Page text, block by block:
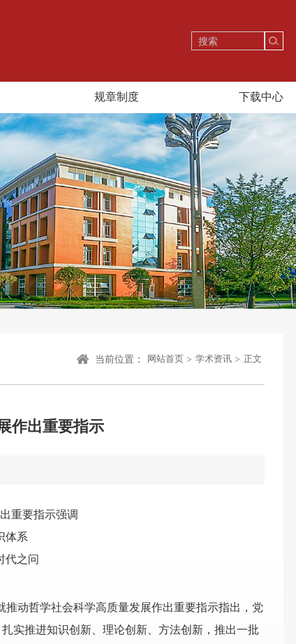
规章制度 下载中心
当前位置： 网站首页 > 学术资讯 > 正文
作出重要指示
重要指示强调
体系
代之问
动哲学社会科学高质量发展作出重要指示指出，党
实推进知识创新、理论创新、方法创新，推出一批